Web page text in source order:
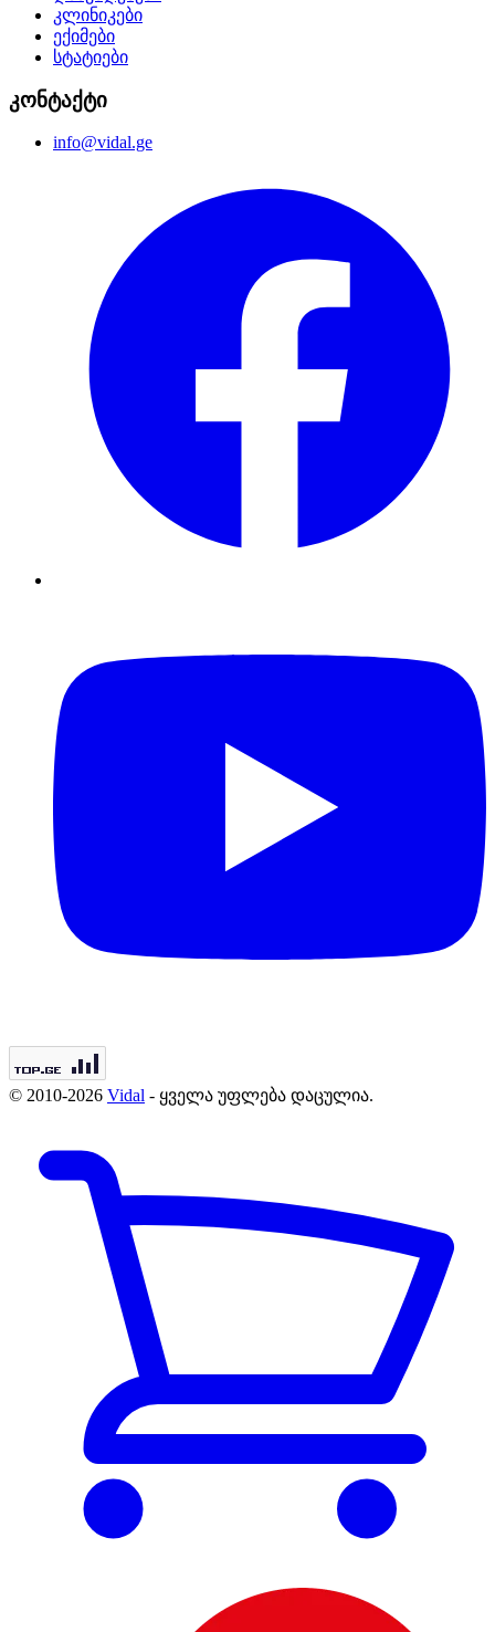
კლინიკები
ექიმები
სტატიები
კონტაქტი
info@vidal.ge
© 2010-2026 Vidal - ყველა უფლება დაცულია.